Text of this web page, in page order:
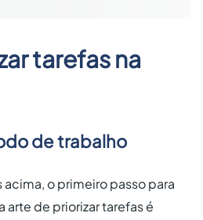
tarefas na
de trabalho
o primeiro passo para
arte de priorizar tarefasé